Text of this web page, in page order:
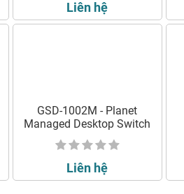
Liên hệ
GSD-1002M - Planet
Managed Desktop Switch
Liên hệ